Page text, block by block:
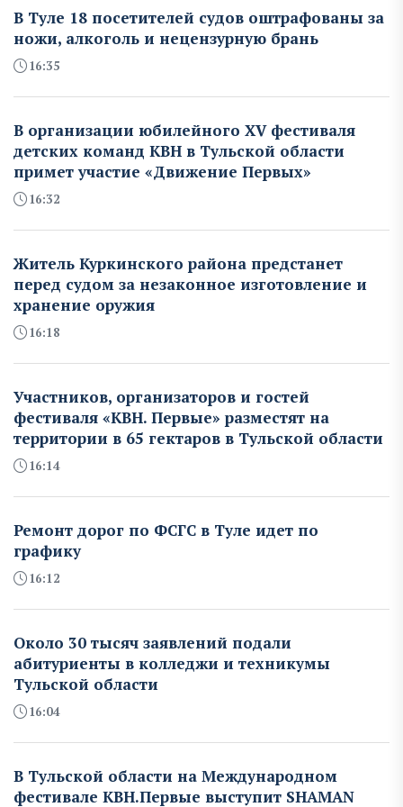
В Туле 18 посетителей судов оштрафованы за
ножи, алкоголь и нецензурную брань
16:35
В организации юбилейного XV фестиваля
детских команд КВН в Тульской области
примет участие «Движение Первых»
16:32
Житель Куркинского района предстанет
перед судом за незаконное изготовление и
хранение оружия
16:18
Участников, организаторов и гостей
фестиваля «КВН. Первые» разместят на
территории в 65 гектаров в Тульской области
16:14
Ремонт дорог по ФСГС в Туле идет по
графику
16:12
Около 30 тысяч заявлений подали
абитуриенты в колледжи и техникумы
Тульской области
16:04
В Тульской области на Международном
фестивале КВН.Первые выступит SHAMAN